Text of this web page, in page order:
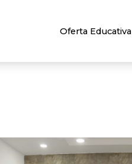
Oferta Educativa